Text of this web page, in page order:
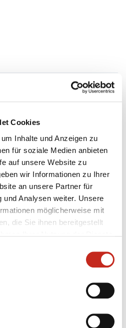
Cookies
Inhalte und Anzeigen zu
für soziale Medien anbieten
auf unsere Website zu
wir Informationen zu Ihrer
an unsere Partner für
und Analysen weiter. Unsere
möglicherweise mit
die Sie ihnen bereitgestellt
| pst
League-
Woche haben die Füchse
getestet, das
Königsklasse vertreten ist.
jedoch wertvolle